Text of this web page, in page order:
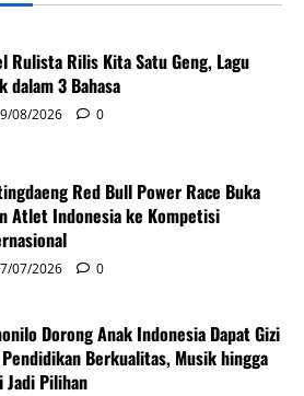
Rulista Rilis Kita Satu Geng, Lagu
dalam 3 Bahasa
08/2026 0
Red Bull Power Race Buka
Atlet Indonesia ke Kompetisi
07/2026 0
Dorong Anak Indonesia Dapat Gizi
Berkualitas, Musik hingga
Jadi Pilihan